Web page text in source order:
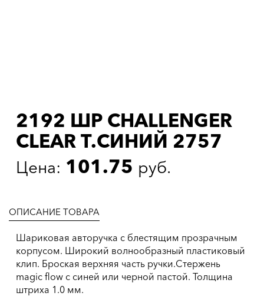
2192 ШР CHALLENGER
CLEAR Т.СИНИЙ 2757
Цена: 101.75 руб.
ОПИСАНИЕ ТОВАРА
Шариковая авторучка с блестящим прозрачным
корпусом. Широкий волнообразный пластиковый
клип. Броская верхняя часть ручки.Стержень
magic flow c синей или черной пастой. Толщина
штриха 1.0 мм.